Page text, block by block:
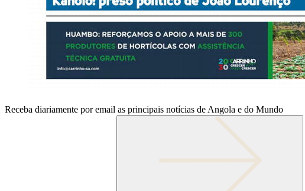
Receba diariamente por email as principais notícias de Angola e do Mundo